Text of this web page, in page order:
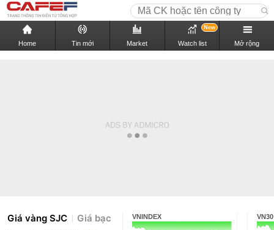
Home Tin mới Market Watch list
New
Mở rộng
Giá vàng SJC Giá bạc VNINDEX VN30